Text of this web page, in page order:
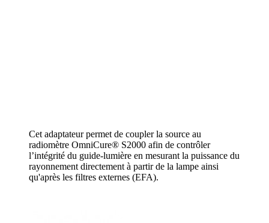
Cet adaptateur permet de coupler la source au
radiomètre OmniCure® S2000 afin de contrôler
l’intégrité du guide-lumière en mesurant la puissance du
rayonnement directement à partir de la lampe ainsi
qu'après les filtres externes (EFA).